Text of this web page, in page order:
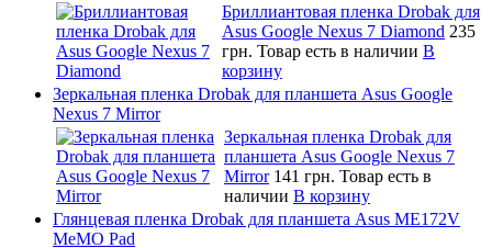
Бриллиантовая пленка Drobak для
Asus Google Nexus 7 Diamond 235
грн. Товар есть в наличии В
корзину
Зеркальная пленка Drobak для планшета Asus Google
Nexus 7 Mirror
Зеркальная пленка Drobak для
планшета Asus Google Nexus 7
Mirror 141 грн. Товар есть в
наличии В корзину
Глянцевая пленка Drobak для планшета Asus ME172V
MeMO Pad